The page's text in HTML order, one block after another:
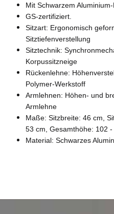
Mit Schwarzem
GS-zertifiziert.
Sitzart: Ergonomisch
Sitztiefenverstellung
Sitztechnik:
Korpussitzneige
Rückenlehne:
Polymer-Werkstoff
Armlehnen: Höhen- und
Armlehne
Maße: Sitzbreite: 46 cm,
53 cm, Gesamthöhe: 102 -
Material: Schwarzes